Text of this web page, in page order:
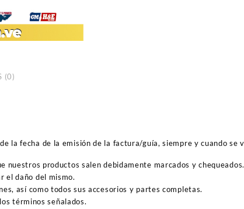
(0)
la fecha de la emisión de la factura/guía, siempre y cuando se
productos salen debidamente marcados y chequeados.
el daño del mismo.
así como todos sus accesorios y partes completas.
términos señalados.